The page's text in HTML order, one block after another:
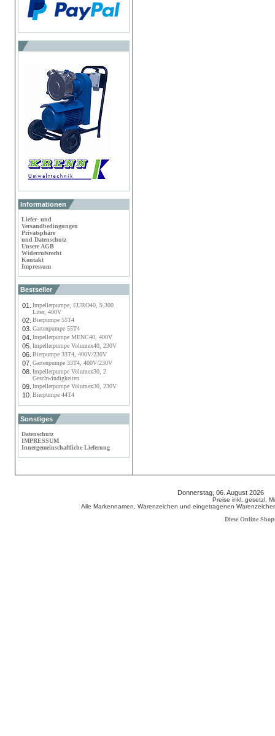
Informationen
Liefer- und
Versandbedingungen
Privatsphäre
und Datenschutz
Unsere AGB
Widerrufsrecht
Kontakt
Impressum
Bestseller
01.
Impellerpumpe, EURO40, 9.300
Liter, 400V
02. Bierpumpe 55T4
03. Gartenpumpe 55T4
04. Impellerpumpe MENC40, 400V
05. Impellerpumpe Volumex40, 230V
06. Bierpumpe 33T4, 400V/230V
07. Gartenpumpe 33T4, 400V/230V
08. Impellerpumpe Volumex30, 2
Geschwindigkeiten
09. Impellerpumpe Volumex30, 230V
10. Bierpumpe 44T4
Sonstiges
Datenschutz
IMPRESSUM
Innergemeinschaftliche Lieferung
Donnerstag, 06. August
Preise inkl. gesetzl.
Alle Markennamen, Warenzeichen und eingetragenen
Diese Online